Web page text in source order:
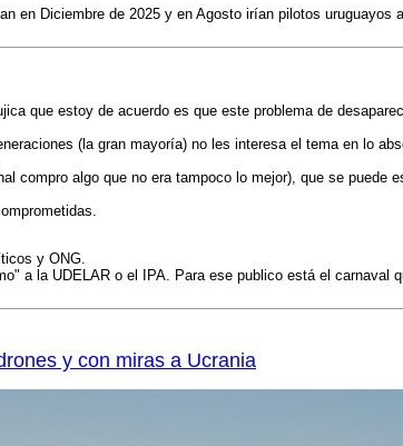
en Diciembre de 2025 y en Agosto irían pilotos uruguayos
que estoy de acuerdo es que este problema de
(la gran mayoría) no les interesa el tema en lo
compro algo que no era tampoco lo mejor), que se puede
y ONG.
a la UDELAR o el IPA. Para ese publico está el
y con miras a Ucrania